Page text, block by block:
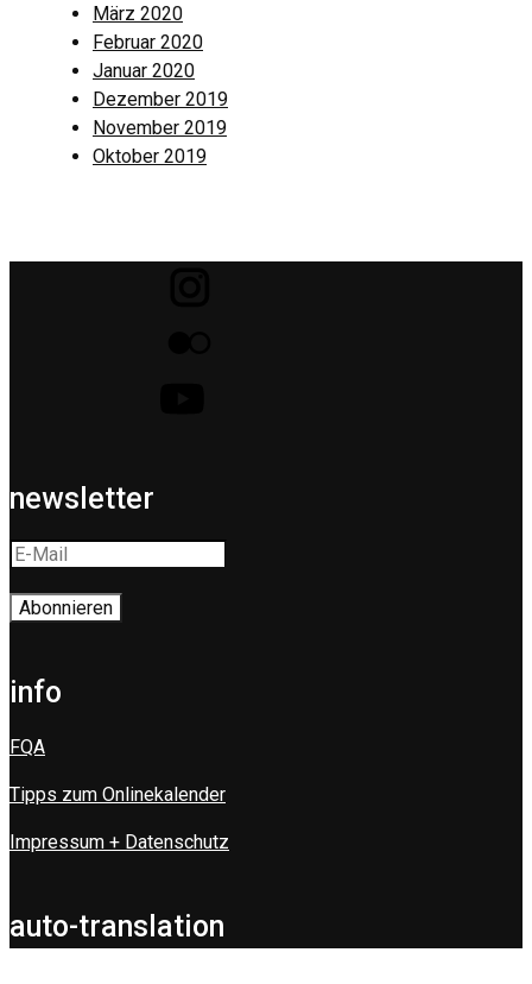
März 2020
Februar 2020
Januar 2020
Dezember 2019
November 2019
Oktober 2019
newsletter
info
FQA
Tipps zum Onlinekalender
Impressum + Datenschutz
auto-translation